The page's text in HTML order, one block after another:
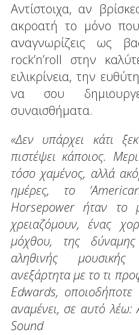
Αντίστοιχα, αν
ακροατή το μόνο που
αναγνωρίζεις ως
rock’n’roll στην
ειλικρίνεια, την
να σου
συναισθήματα.
«Δεν υπάρχει κάτι
πιστέψει κάποιος.
τόσο χαμένος, αλλά
ημέρες, το
Horsepower ήταν το
χρειαζόμουν, ένας
μόχθου, της
αληθινής μουσικής
ανεξάρτητα με το τι
Edwards, οποιοδήποτε
αναμένει, σε αυτό
Sound